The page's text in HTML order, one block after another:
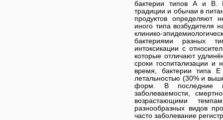
бактерии типов А и В.
традиции и обычаи в
продуктов определяют
иного типа возбудителя
клинико-
бактериями разных
интоксикации с
которые отличают
сроки госпитализации и
время, бактерии типа
летальностью (30% и
форм. В последние
заболеваемости,
возрастающими
разнообразных видов
часто заболевание